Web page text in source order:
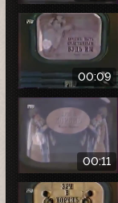
00:09
00:11